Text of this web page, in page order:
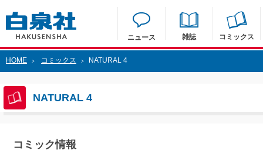
ニュース 雑誌 コミックス
HOME > コミックス > NATURAL 4
NATURAL 4
コミック情報